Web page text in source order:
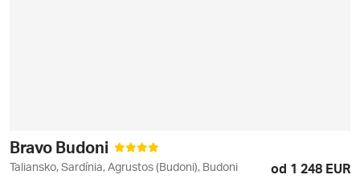
Bravo Budoni
Taliansko, Sardínia, Agrustos (Budoni), Budoni od 1 248 EUR